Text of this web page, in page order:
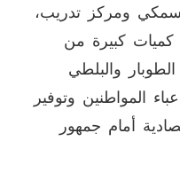
ومركز تدريب،
كميات كبيرة من
والبلطي
المواطنين وتوفير
أمام جمهور